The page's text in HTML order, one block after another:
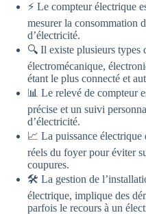
⚡ Le compteur électrique
mesurer la consommation
d’électricité.
🔍 Il existe plusieurs types
électromécanique,
étant le plus connecté et
📊 Le relevé de compteur
précise et un suivi
d’électricité.
📈 La puissance électrique
réels du foyer pour éviter
coupures.
🛠️ La gestion de
électrique, implique des
parfois le recours à un